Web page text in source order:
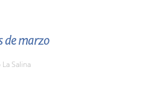
de marzo
Salina